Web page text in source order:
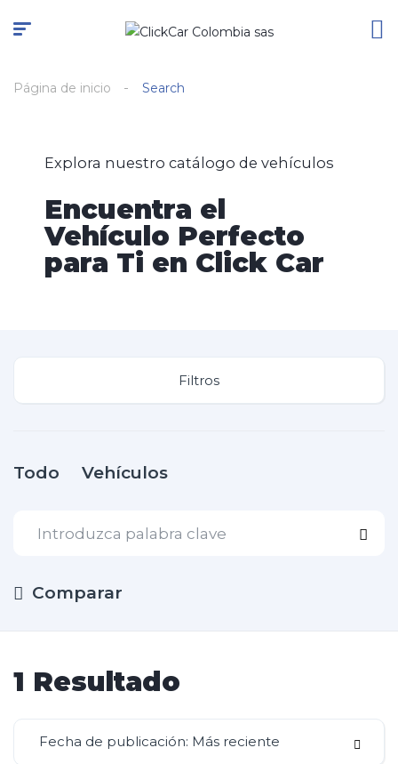
Página de inicio Search
Explora nuestro catálogo de vehículos
Encuentra el
Vehículo Perfecto
para Ti en Click Car
Filtros
Todo Vehículos
Comparar
1 Resultado
Fecha de publicación: Más reciente